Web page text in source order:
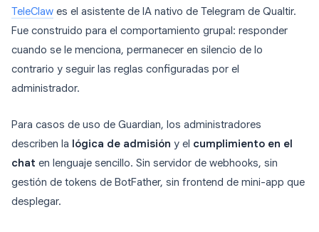
TeleClaw es el asistente de IA nativo de Telegram de Qualtir.
Fue construido para el comportamiento grupal: responder
cuando se le menciona, permanecer en silencio de lo
contrario y seguir las reglas configuradas por el
administrador.
Para casos de uso de Guardian, los administradores
describen la lógica de admisión y el cumplimiento en el
chat en lenguaje sencillo. Sin servidor de webhooks, sin
gestión de tokens de BotFather, sin frontend de mini-app que
desplegar.